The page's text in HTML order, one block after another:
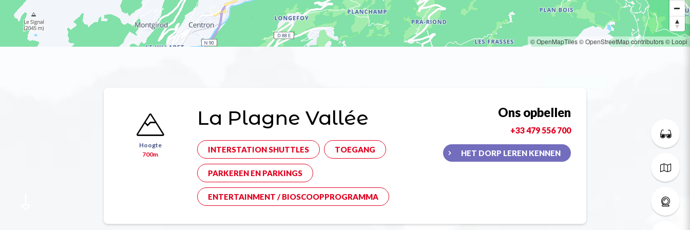
© OpenMapTiles© OpenStreetMap contributors© Loopi
Hoogte
700m
La Plagne Vallée
INTERSTATION SHUTTLES TOEGANG
PARKEREN EN PARKINGS
ENTERTAINMENT / BIOSCOOPPROGRAMMA
Ons opbellen
+33 479 556 700
HET DORP LEREN KENNEN